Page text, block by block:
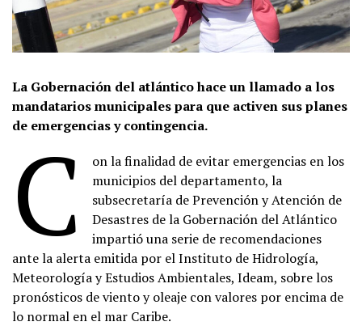
La Gobernación del atlántico hace un llamado a los
mandatarios municipales para que activen sus planes
de emergencias y contingencia.
C
on la finalidad de evitar emergencias en los
municipios del departamento, la
subsecretaría de Prevención y Atención de
Desastres de la Gobernación del Atlántico
impartió una serie de recomendaciones
ante la alerta emitida por el Instituto de Hidrología,
Meteorología y Estudios Ambientales, Ideam, sobre los
pronósticos de viento y oleaje con valores por encima de
lo normal en el mar Caribe.